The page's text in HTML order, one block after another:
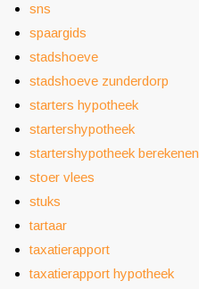
sns
spaargids
stadshoeve
stadshoeve zunderdorp
starters hypotheek
startershypotheek
startershypotheek berekenen
stoer vlees
stuks
tartaar
taxatierapport
taxatierapport hypotheek